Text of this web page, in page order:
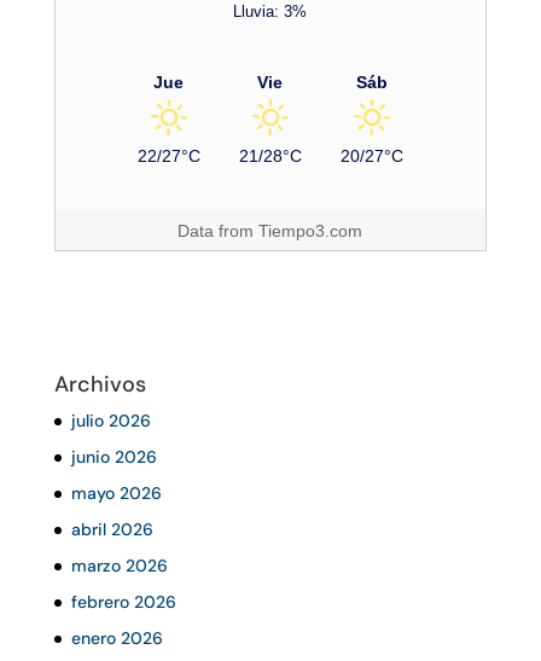
Lluvia: 3%
Jue
22/27°C
Vie
21/28°C
Sáb
20/27°C
Data fromTiempo3.com
Archivos
julio 2026
junio 2026
mayo 2026
abril 2026
marzo 2026
febrero 2026
enero 2026